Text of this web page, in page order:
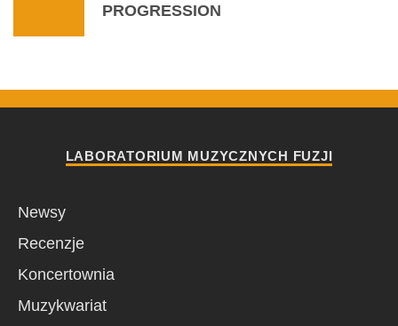
PROGRESSION
LABORATORIUM MUZYCZNYCH FUZJI
Newsy
Recenzje
Koncertownia
Muzykwariat